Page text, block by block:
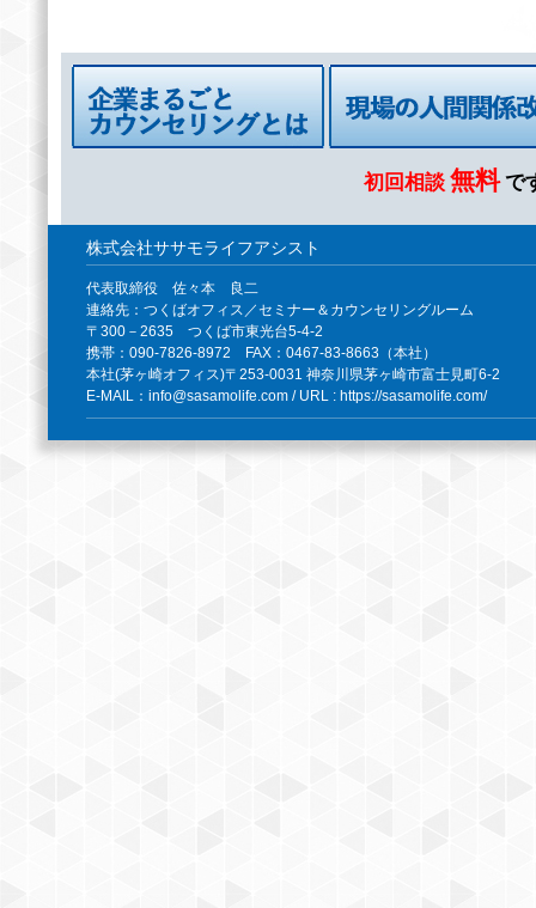
初回相談 無料 で
株式会社ササモライフアシスト
代表取締役 佐々本 良二
連絡先：つくばオフィス／セミナー＆カウンセリングルーム
〒300－2635 つくば市東光台5-4-2
携帯：090-7826-8972 FAX：0467-83-8663（本社）
本社(茅ヶ崎オフィス)〒253-0031 神奈川県茅ヶ崎市富士見町6-2
E-MAIL：info@sasamolife.com / URL : https://sasamolife.com/